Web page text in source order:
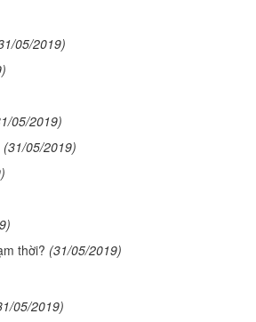
05/2019)
05/2019)
(31/05/2019)
thời? (31/05/2019)
05/2019)